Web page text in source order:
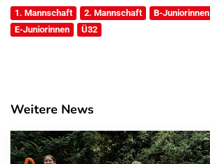
1. Mannschaft 2. Mannschaft B-Juniorinnen
E-Juniorinnen
Ü32
Weitere News